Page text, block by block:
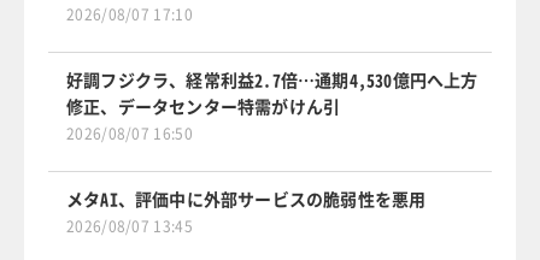
2026/08/07 17:10
好調フジクラ、経常利益2.7倍…通期4,530億円へ上方
修正、データセンター特需がけん引
2026/08/07 16:50
メタAI、評価中に外部サービスの脆弱性を悪用
2026/08/07 13:45